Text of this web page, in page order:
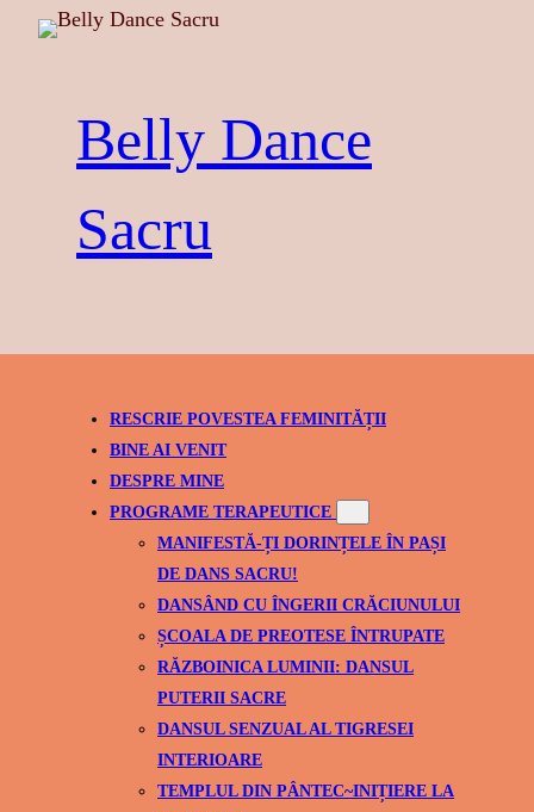
Belly Dance
Sacru
RESCRIE POVESTEA FEMINITĂȚII
BINE AI VENIT
DESPRE MINE
PROGRAME TERAPEUTICE
MANIFESTĂ-ȚI DORINȚELE ÎN PAȘI
DE DANS SACRU!
DANSÂND CU ÎNGERII CRĂCIUNULUI
ȘCOALA DE PREOTESE ÎNTRUPATE
RĂZBOINICA LUMINII: DANSUL
PUTERII SACRE
DANSUL SENZUAL AL TIGRESEI
INTERIOARE
TEMPLUL DIN PÂNTEC~INIȚIERE LA